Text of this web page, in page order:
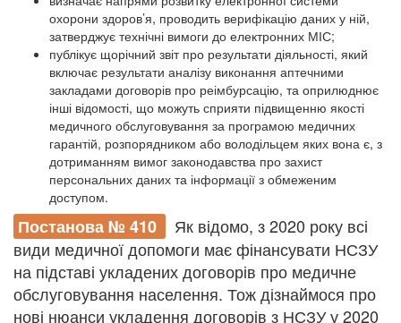
охорони здоров’я, проводить верифікацію даних у ній,
затверджує технічні вимоги до електронних МІС;
публікує щорічний звіт про результати діяльності, який
включає результати аналізу виконання аптечними
закладами договорів про реімбурсацію, та оприлюднює
інші відомості, що можуть сприяти підвищенню якості
медичного обслуговування за програмою медичних
гарантій, розпорядником або володільцем яких вона є, з
дотриманням вимог законодавства про захист
персональних даних та інформації з обмеженим
доступом.
Постанова № 410
Як відомо, з 2020 року всі
види медичної допомоги має фінансувати НСЗУ
на підставі укладених договорів про медичне
обслуговування населення. Тож дізнаймося про
нові нюанси укладення договорів з НСЗУ у 2020